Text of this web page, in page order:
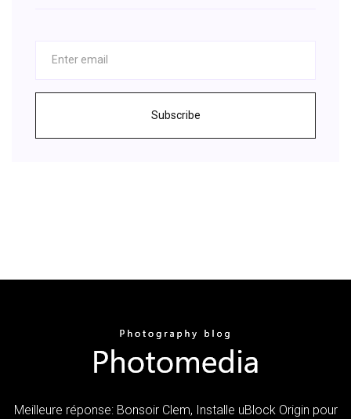
Subscribe
Meilleure réponse: Bonsoir Clem, Installe uBlock Origin pour